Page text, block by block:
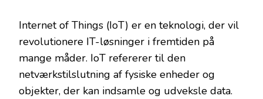
Internet of Things (IoT) er en teknologi, der vil
revolutionere IT-løsninger i fremtiden på
mange måder. IoT refererer til den
netværkstilslutning af fysiske enheder og
objekter, der kan indsamle og udveksle data.